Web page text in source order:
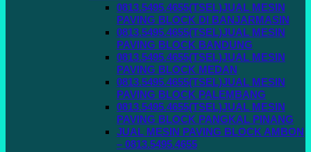
0813.5495.4655(TSEL)JUAL MESIN
PAVING BLOCK DI BANJARMASIN
0813.5495.4655(TSEL)JUAL MESIN
PAVING BLOCK BANDUNG
0813.5495.4655(TSEL)JUAL MESIN
PAVING BLOCK MEDAN
0813.5495.4655(TSEL)JUAL MESIN
PAVING BLOCK PALEMBANG
0813.5495.4655(TSEL)JUAL MESIN
PAVING BLOCK PANGKAL PINANG
JUAL MESIN PAVING BLOCK AMBON
– 0813.5495.4655